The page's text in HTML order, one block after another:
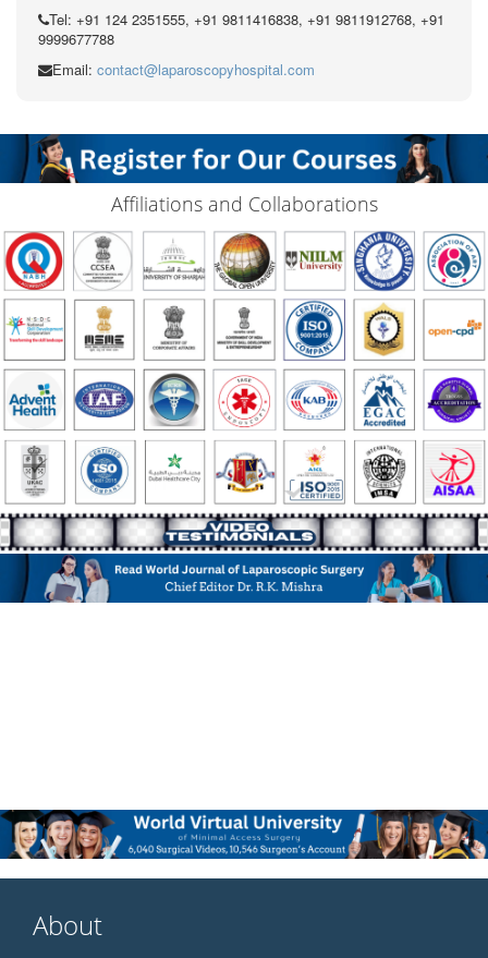
Tel: +91 124 2351555, +91 9811416838, +91 9811912768, +91
9999677788
Email: contact@laparoscopyhospital.com
Affiliations and Collaborations
About